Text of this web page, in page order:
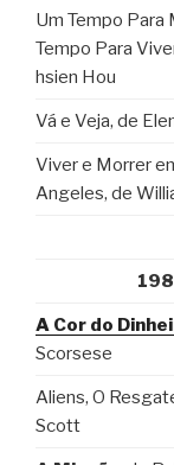
Um Tempo Para
Tempo Para
hsien Hou
Vá e Veja, de
Viver e Morrer
Angeles, de
A Cor do
Scorsese
Aliens, O
Scott